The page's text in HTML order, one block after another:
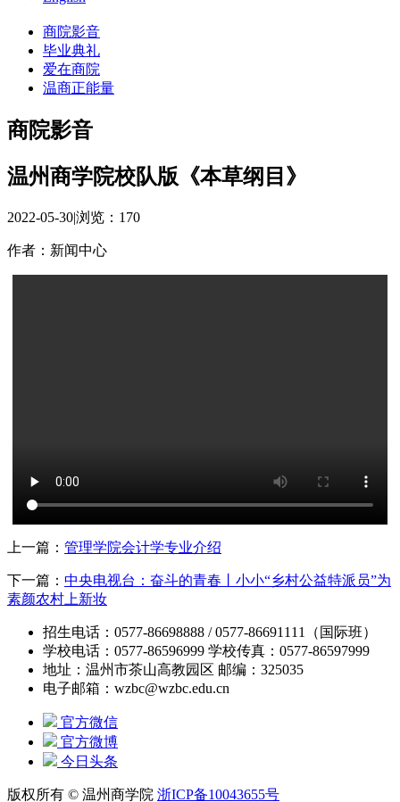
商院影音
毕业典礼
爱在商院
温商正能量
商院影音
温州商学院校队版《本草纲目》
2022-05-30|浏览： 170
作者：新闻中心
上一篇： 管理学院会计学专业介绍
下一篇： 中央电视台：奋斗的青春丨小小“乡村公益特派员”为
素颜农村上新妆
招生电话：0577-86698888 / 0577-86691111（国际班）
学校电话：0577-86596999 学校传真：0577-86597999
地址：温州市茶山高教园区 邮编：325035
电子邮箱：wzbc@wzbc.edu.cn
官方微信
官方微博
今日头条
版权所有 © 温州商学院 浙ICP备10043655号